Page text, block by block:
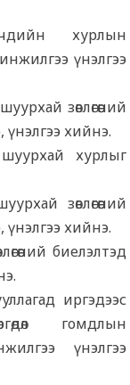
хурлын
үнэлгээ
зөвлөгөөний
хийнэ.
хурлыг
зөвлөгөөний
хийнэ.
биелэлтэд
иргэдээс
гомдлын
үнэлгээ